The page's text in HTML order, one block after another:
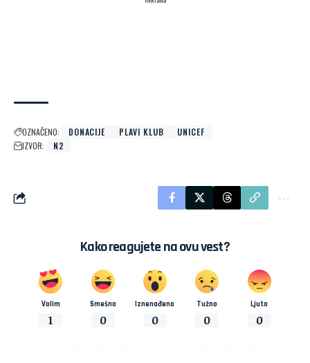
OZNAČENO: DONACIJE PLAVI KLUB
UNICEF
IZVOR:
N2
Kako reagujete na ovu vest?
Volim
1
Smešno
0
Iznenađeno
0
Tužno
0
Ljuto
0